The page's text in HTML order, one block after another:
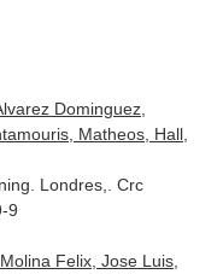
Dominguez,
Matheos, Hall,
Londres,. Crc
9
Felix, Jose Luis,